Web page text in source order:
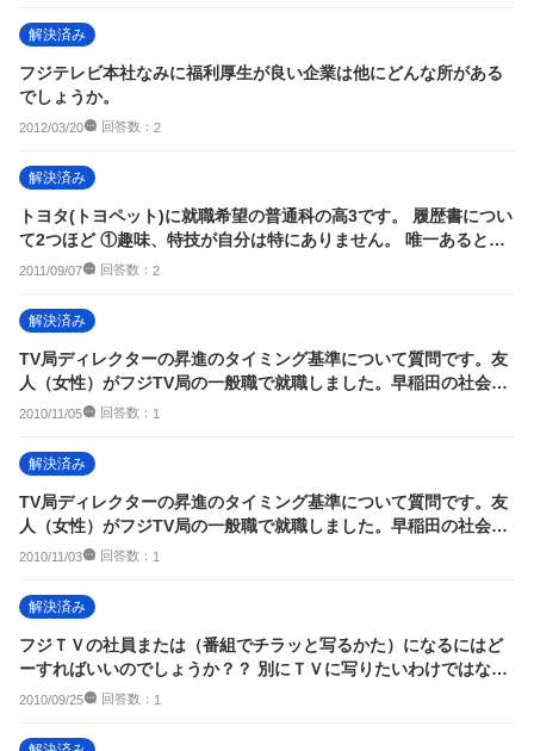
解決済み
フジテレビ本社なみに福利厚生が良い企業は他にどんな所がある
でしょうか。
2012/03/20 回答数： 2
解決済み
トヨタ(トヨペット)に就職希望の普通科の高3です。 履歴書につい
て2つほど ①趣味、特技が自分は特にありません。 唯一あるとし
たら...
2011/09/07 回答数： 2
解決済み
TV局ディレクターの昇進のタイミング基準について質問です。友
人（女性）がフジTV局の一般職で就職しました。早稲田の社会科
学部（当時昼夜...
2010/11/05 回答数： 1
解決済み
TV局ディレクターの昇進のタイミング基準について質問です。友
人（女性）がフジTV局の一般職で就職しました。早稲田の社会科
学部（当時昼夜...
2010/11/03 回答数： 1
解決済み
フジＴＶの社員または（番組でチラッと写るかた）になるにはど
ーすればいいのでしょうか？？ 別にＴＶに写りたいわけではなく
て・・・。 高
2010/09/25 回答数： 1